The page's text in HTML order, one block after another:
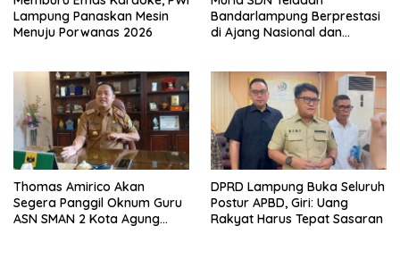
Lampung Panaskan Mesin
Menuju Porwanas 2026
Bandarlampung Berprestasi
di Ajang Nasional dan
Thomas Amirico Akan
Segera Panggil Oknum Guru
ASN SMAN 2 Kota Agung
DPRD Lampung Buka Seluruh
Postur APBD, Giri: Uang
Rakyat Harus Tepat Sasaran